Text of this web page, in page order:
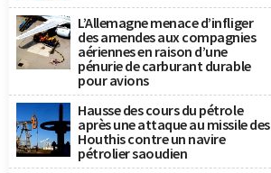
L’Allemagne menace d’infliger
des amendes aux compagnies
aériennes en raison d’une
pénurie de carburant durable
pour avions
Hausse des cours du pétrole
après une attaque au missile des
Houthis contre un navire
pétrolier saoudien